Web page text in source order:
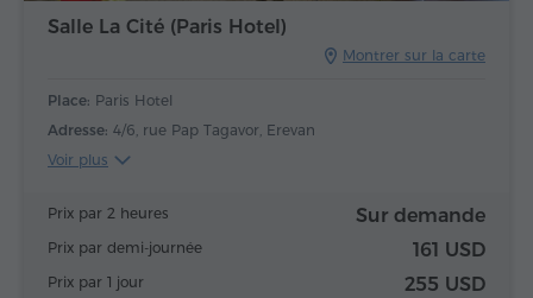
Salle La Cité (Paris Hotel)
Montrer sur la carte
Place: Paris Hotel
Adresse: 4/6, rue Pap Tagavor, Erevan
Voir plus
Prix par 2 heures Sur demande
Prix par demi-journée 161 USD
Prix par 1 jour 255 USD